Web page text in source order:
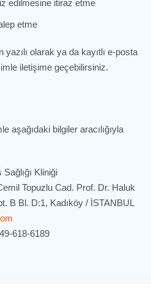
edilmesine itiraz etme
etme
yazılı olarak ya da kayıtlı e-posta
iletişime geçebilirsiniz.
aşağıdaki bilgiler aracılığıyla
Kliniği
Topuzlu Cad. Prof. Dr. Haluk
B Bl. D:1, Kadıköy / İSTANBUL
618-6189